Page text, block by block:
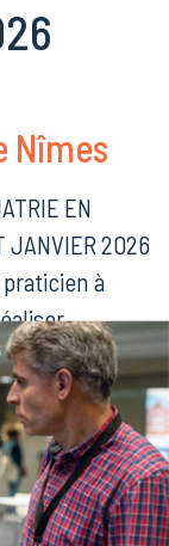
Nîmes
EN
JANVIER 2026
praticien à
consultations
aux HDJ de
Il